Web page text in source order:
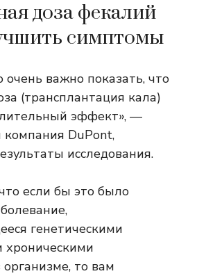
доза фекалий
симптомы
очень важно показать, что
(трансплантация кала)
эффект», —
компания DuPont,
исследования.
если бы это было
генетическими
то вам